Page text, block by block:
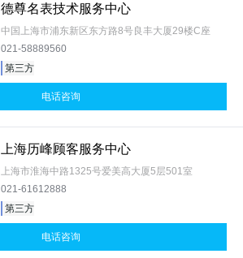
德尊名表技术服务中心
中国上海市浦东新区东方路8号良丰大厦29楼C座
021-58889560
第三方
电话咨询
上海历峰顾客服务中心
上海市淮海中路1325号爱美高大厦5层501室
021-61612888
第三方
电话咨询